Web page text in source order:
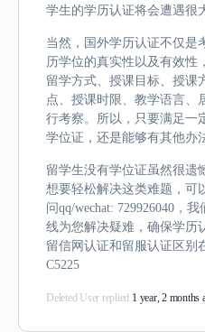
学生的学历认证将会遭遇很
当然，国外学历认证不仅是
历学位的真实性以及有效性
留学方式、授课目标、授课
点、授课时限、教学语言、
行考察。所以，只要满足一
学位证，还是能够有其他办
留学生没有学位证虽然很遗
想要轻松解决这类难题，可
问qq/wechat: 729926040，
线为您解决疑难，确保学历
留信网认证和留服认证区别
C5225
Deleted User replied 1 year, 2 months